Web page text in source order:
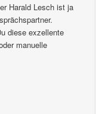
Harald Lesch ist ja
diese exzellente
manuelle